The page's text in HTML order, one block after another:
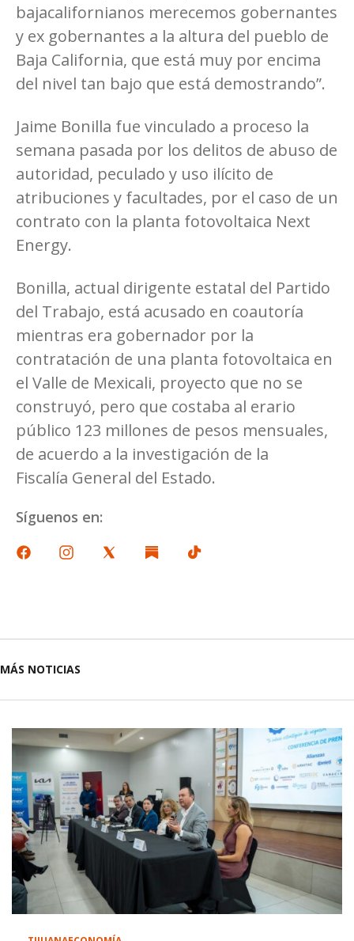
bajacalifornianos merecemos gobernantes
y ex gobernantes a la altura del pueblo de
Baja California, que está muy por encima
del nivel tan bajo que está demostrando”.
Jaime Bonilla fue vinculado a proceso la
semana pasada por los delitos de abuso de
autoridad, peculado y uso ilícito de
atribuciones y facultades, por el caso de un
contrato con la planta fotovoltaica Next
Energy.
Bonilla, actual dirigente estatal del Partido
del Trabajo, está acusado en coautoría
mientras era gobernador por la
contratación de una planta fotovoltaica en
el Valle de Mexicali, proyecto que no se
construyó, pero que costaba al erario
público 123 millones de pesos mensuales,
de acuerdo a la investigación de la
Fiscalía General del Estado.
Síguenos en:
MÁS NOTICIAS